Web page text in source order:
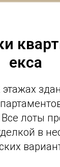
екса
этажах
лоты
в